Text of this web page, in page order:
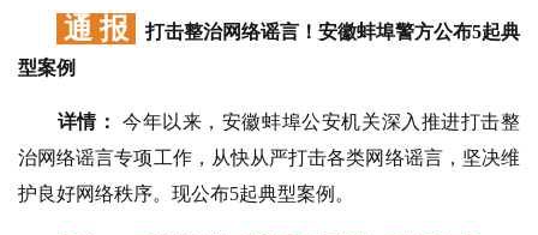
通 报
打击整治网络谣言！安徽蚌埠警方公布5起典
型案例
详情：
今年以来，安徽蚌埠公安机关深入推进打击整
治网络谣言专项工作，从快从严打击各类网络谣言，坚决维
护良好网络秩序。现公布5起典型案例。